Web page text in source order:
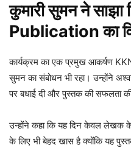
कुमारी सुमन ने साझा
Publication का
कार्यक्रम का एक प्रमुख आकर्षण
सुमन का संबोधन भी रहा। उन्होंने
पर बधाई दी और पुस्तक की सफलता
उन्होंने कहा कि यह दिन केवल लेखक
के लिए भी बेहद खास है क्योंकि यह